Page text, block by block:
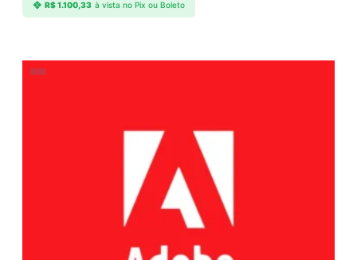
R$1.100,33 à vista no Pix ou Boleto